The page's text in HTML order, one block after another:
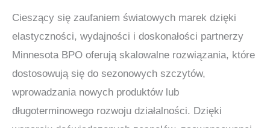
Cieszący się zaufaniem światowych marek dzięki
elastyczności, wydajności i doskonałości partnerzy
Minnesota BPO oferują skalowalne rozwiązania, które
dostosowują się do sezonowych szczytów,
wprowadzania nowych produktów lub
długoterminowego rozwoju działalności. Dzięki